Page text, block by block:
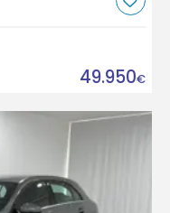
49.950€